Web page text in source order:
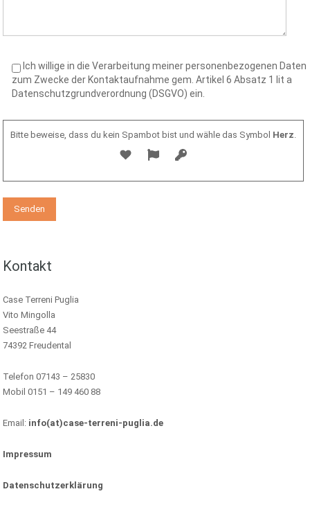
Ich willige in die Verarbeitung meiner personenbezogenen Daten
zum Zwecke der Kontaktaufnahme gem. Artikel 6 Absatz 1 lit a
Datenschutzgrundverordnung (DSGVO) ein.
Bitte beweise, dass du kein Spambot bist und wähle das Symbol Herz.
Kontakt
Case Terreni Puglia
Vito Mingolla
Seestraße 44
74392 Freudental
Telefon 07143 – 25830
Mobil 0151 – 149 460 88
Email: info(at)case-terreni-puglia.de
Impressum
Datenschutzerklärung